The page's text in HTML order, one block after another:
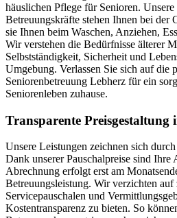
häuslichen Pflege für Senioren. Unsere
Betreuungskräfte stehen Ihnen bei der
sie Ihnen beim Waschen, Anziehen,
Wir verstehen die Bedürfnisse älterer
Selbstständigkeit, Sicherheit und
Umgebung. Verlassen Sie sich auf die
Seniorenbetreuung Lebherz für ein
Seniorenleben zuhause.
Transparente Preisgestaltung
Unsere Leistungen zeichnen sich
Dank unserer Pauschalpreise sind Ihre
Abrechnung erfolgt erst am
Betreuungsleistung. Wir verzichten auf
Servicepauschalen und
Kostentransparenz zu bieten. So